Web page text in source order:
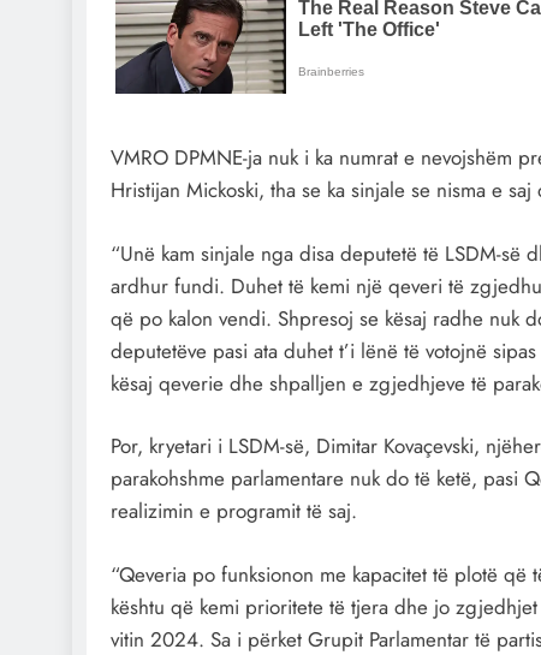
VMRO DPMNE-ja nuk i ka numrat e nevojshëm
Hristijan Mickoski, tha se ka sinjale se nisma e
“Unë kam sinjale nga disa deputetë të LSDM-së
ardhur fundi. Duhet të kemi një qeveri të
që po kalon vendi. Shpresoj se kësaj radhe nuk
deputetëve pasi ata duhet t’i lënë të votojnë
kësaj qeverie dhe shpalljen e zgjedhjeve të
Por, kryetari i LSDM-së, Dimitar Kovaçevski,
parakohshme parlamentare nuk do të ketë, pasi
realizimin e programit të saj.
“Qeveria po funksionon me kapacitet të plotë
kështu që kemi prioritete të tjera dhe jo
vitin 2024. Sa i përket Grupit Parlamentar të